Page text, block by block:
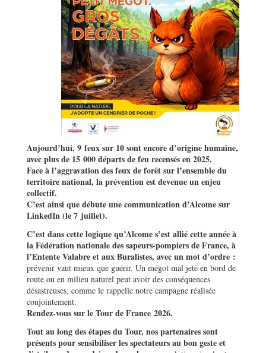
Aujourd’hui, 9 feux sur 10 sont encore d’origine humaine,
avec plus de 15 000 départs de feu recensés en 2025.
Face à l’aggravation des feux de forêt sur l’ensemble du
territoire national, la prévention est devenue un enjeu
collectif.
C’est ainsi que débute une communication d’Alcome sur
LinkedIn (le 7 juillet).
C’est dans cette logique qu’Alcome s’est allié cette année à
la Fédération nationale des sapeurs-pompiers de France, à
l’Entente Valabre et aux Buralistes, avec un mot d’ordre :
prévenir vaut mieux que guérir. Un mégot mal jeté en bord de
route ou en milieu naturel peut avoir des conséquences
désastreuses, comme le rappelle notre campagne réalisée
conjointement.
Rendez-vous sur le Tour de France 2026.
Tout au long des étapes du Tour, nos partenaires sont
présents pour sensibiliser les spectateurs au bon geste et